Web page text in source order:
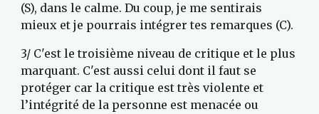
(S), dans le calme. Du coup, je me sentirais
mieux et je pourrais intégrer tes remarques (C).
3/ C'est le troisième niveau de critique et le plus
marquant. C'est aussi celui dont il faut se
protéger car la critique est très violente et
l’intégrité de la personne est menacée ou